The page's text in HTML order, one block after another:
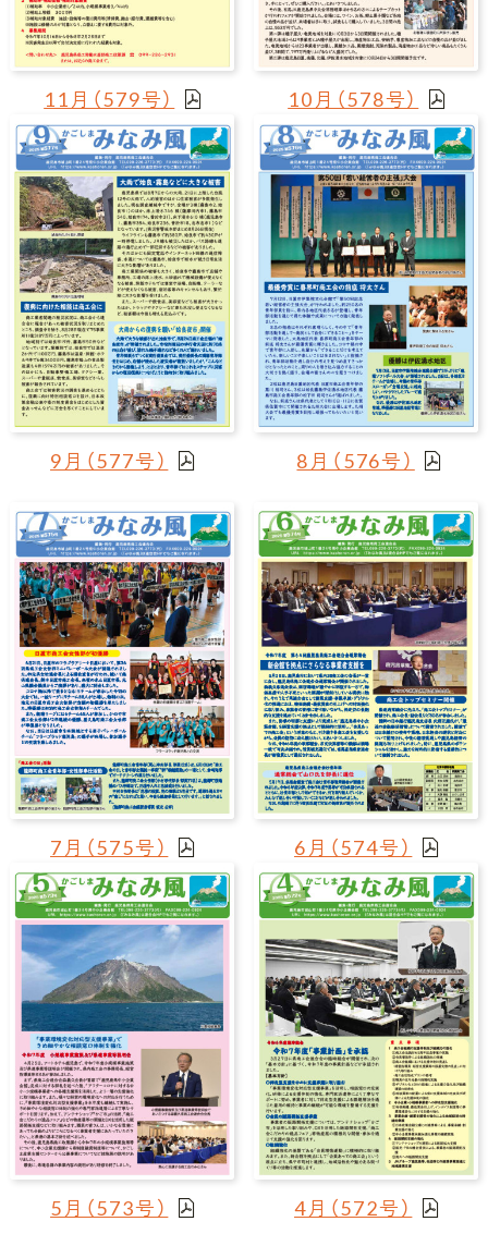
11月（579号） 10月（578号）
9月（577号） 8月（576号）
7月（575号） 6月（574号）
5月（573号） 4月（572号）